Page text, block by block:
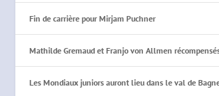
Fin de carrière pour Mirjam Puchner
Mathilde Gremaud et Franjo von Allmen
Les Mondiaux juniors auront lieu dans le val de